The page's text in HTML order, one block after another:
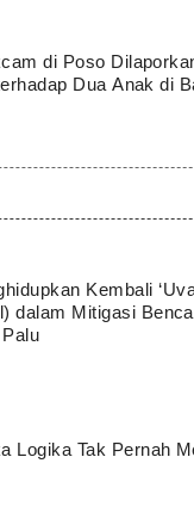
di Poso
Dua Anak di
Kembali
dalam Mitigasi
Logika Tak Pernah